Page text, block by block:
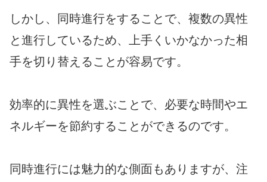
しかし、同時進行をすることで、複数の異性
と進行しているため、上手くいかなかった相
手を切り替えることが容易です。
効率的に異性を選ぶことで、必要な時間やエ
ネルギーを節約することができるのです。
同時進行には魅力的な側面もありますが、注